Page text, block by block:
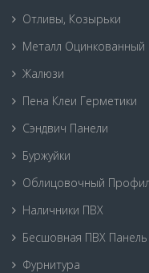
Отливы, Козырьки
Металл
Жалюзи
Пена Клеи Герметики
Сэндвич Панели
Буржуйки
Облицовочный
Наличники ПВХ
Бесшовная ПВХ
Фурнитура